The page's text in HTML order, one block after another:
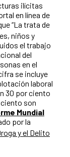
ilícitas
en línea de
“La trata de
niños y
el trabajo
del
en el
se incluye
laboral
30 por ciento
son
Mundial
por la
y el Delito